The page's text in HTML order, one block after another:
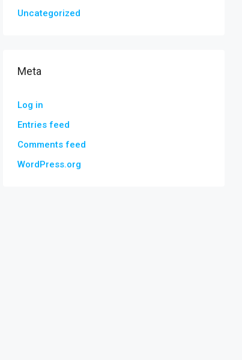
Uncategorized
Meta
Log in
Entries feed
Comments feed
WordPress.org